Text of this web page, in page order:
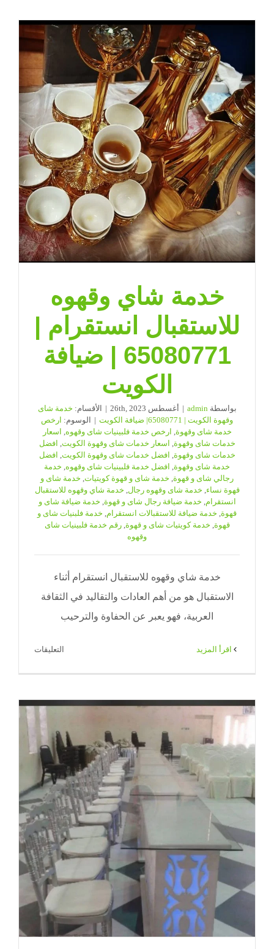
للاستقبال
ضيافة
الكويت
مغلقة
خدمة شاي وقهوه
للاستقبال انستقرام |
65080771 | ضيافة
الكويت
بواسطةadmin
| أغسطس 26th, 2023 | الأقسام: خدمة شاى
وقهوة الكويت | 65080771| ضيافة الكويت
| الوسوم: ارخص
خدمة شاى وقهوة, ارخص خدمة فلبينيات شاى وقهوه, اسعار
خدمات شاى وقهوة, اسعار خدمات شاى وقهوة الكويت, افضل
خدمات شاى وقهوة, افضل خدمات شاى وقهوة الكويت, افضل
خدمة شاى وقهوة, افضل خدمة فلبينيات شاى وقهوه, خدمة
رجالي شاى و قهوة, خدمة شاى و قهوة كويتيات, خدمة شاى و
قهوة نساء, خدمة شاى وقهوه رجال, خدمة شاي وقهوه للاستقبال
انستقرام, خدمة ضيافة رجال شاى و قهوة, خدمة ضيافة شاى و
قهوة, خدمة ضيافة للاستقبالات انستقرام, خدمة فلبنيات شاى و
قهوة, خدمة كويتيات شاى و قهوة,رقم خدمة فلبينيات شاى
وقهوه
خدمة شاي وقهوه للاستقبال انستقرام أثناء
الاستقبال هو من أهم العادات والتقاليد في الثقافة
العربية، فهو يعبر عن الحفاوة والترحيب
التعليقات
ضيافة
الكويت
مغلقة